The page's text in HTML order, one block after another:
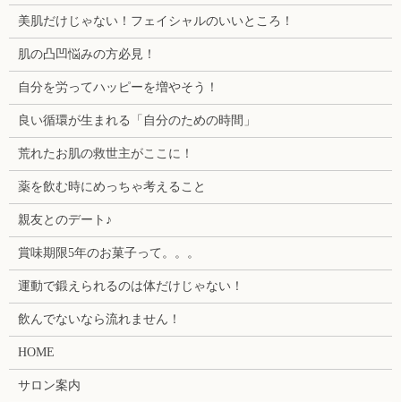
美肌だけじゃない！フェイシャルのいいところ！
肌の凸凹悩みの方必見！
自分を労ってハッピーを増やそう！
良い循環が生まれる「自分のための時間」
荒れたお肌の救世主がここに！
薬を飲む時にめっちゃ考えること
親友とのデート♪
賞味期限5年のお菓子って。。。
運動で鍛えられるのは体だけじゃない！
飲んでないなら流れません！
HOME
サロン案内